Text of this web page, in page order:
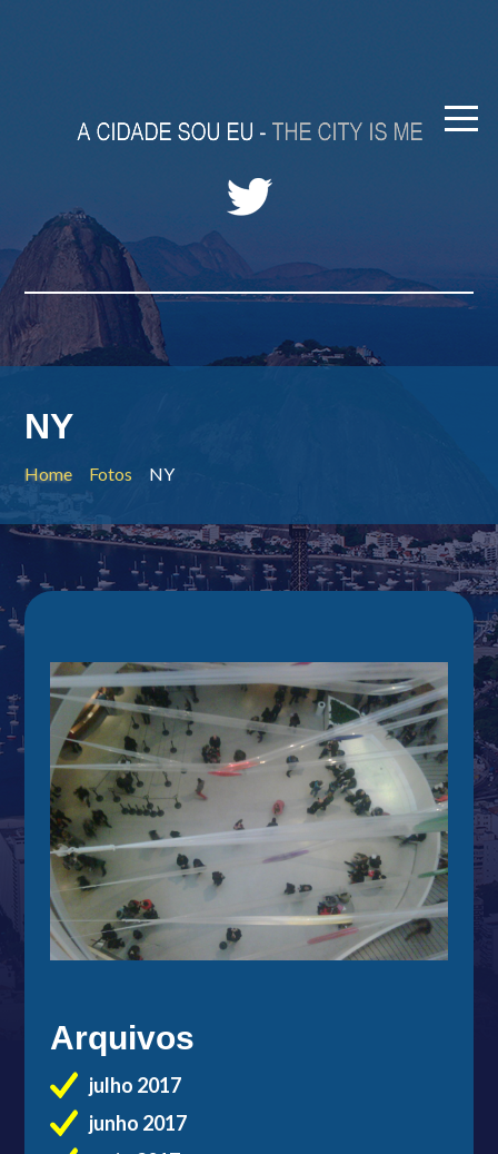
NY
Home Fotos NY
Arquivos
julho 2017
junho 2017